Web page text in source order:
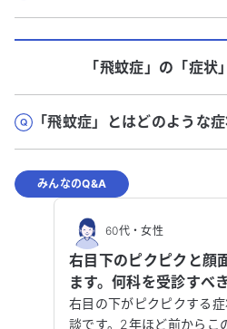
「飛蚊症」 の「症状
「飛蚊症」とはどのような
みんなのQ&A
60代・女性
右目下のピクピクと顔
ます。何科を受診すべ
さい。
右目の下がピクピクする
談です。2年ほど前からこ